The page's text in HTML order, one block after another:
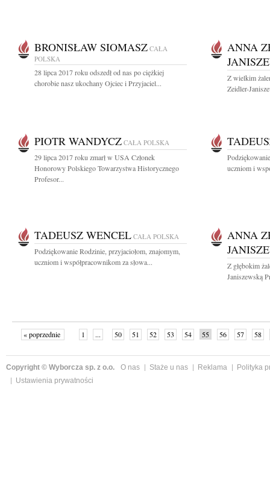
BRONISŁAW SIOMASZ CAŁA
POLSKA
28 lipca 2017 roku odszedł od nas po ciężkiej
chorobie nasz ukochany Ojciec i Przyjaciel...
ANNA
Z wielkim
Zeidler-
PIOTR WANDYCZ CAŁA POLSKA
29 lipca 2017 roku zmarł w USA Członek
Honorowy Polskiego Towarzystwa Historycznego
Profesor...
uczniom i
TADEUSZ WENCEL CAŁA POLSKA
Podziękowanie Rodzinie, przyjaciołom, znajomym,
uczniom i współpracownikom za słowa...
ANNA
Z głębokim
Janiszewską
« poprzednie 1 ... 50 51 52 53 54 55 56 57
58
Copyright © Wyborcza sp. z o.o. O nas Staże u nas Reklama
Polityka
Ustawienia prywatności